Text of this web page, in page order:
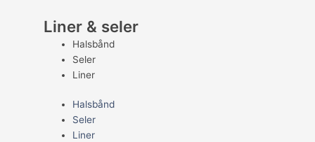
Liner & seler
Halsbånd
Seler
Liner
Halsbånd
Seler
Liner